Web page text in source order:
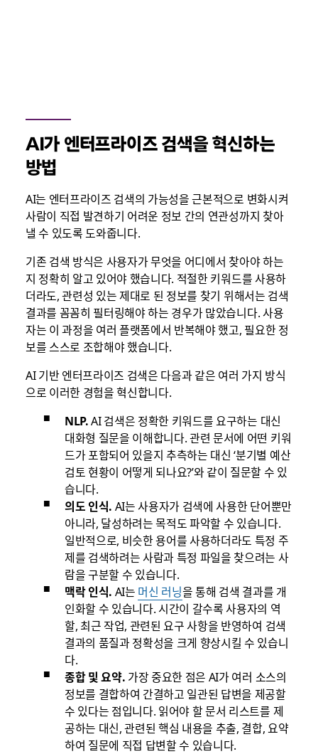
AI가 엔터프라이즈 검색을 혁신하는
방법
AI는 엔터프라이즈 검색의 가능성을 근본적으로 변화시켜
사람이 직접 발견하기 어려운 정보 간의 연관성까지 찾아
낼 수 있도록 도와줍니다.
기존 검색 방식은 사용자가 무엇을 어디에서 찾아야 하는
지 정확히 알고 있어야 했습니다. 적절한 키워드를 사용하
더라도, 관련성 있는 제대로 된 정보를 찾기 위해서는 검색
결과를 꼼꼼히 필터링해야 하는 경우가 많았습니다. 사용
자는 이 과정을 여러 플랫폼에서 반복해야 했고, 필요한 정
보를 스스로 조합해야 했습니다.
AI 기반 엔터프라이즈 검색은 다음과 같은 여러 가지 방식
으로 이러한 경험을 혁신합니다.
NLP.AI 검색은 정확한 키워드를 요구하는 대신
대화형 질문을 이해합니다. 관련 문서에 어떤 키워
드가 포함되어 있을지 추측하는 대신 ‘분기별 예산
검토 현황이 어떻게 되나요?’와 같이 질문할 수 있
습니다.
의도 인식. AI는 사용자가 검색에 사용한 단어뿐만
아니라, 달성하려는 목적도 파악할 수 있습니다.
일반적으로, 비슷한 용어를 사용하더라도 특정 주
제를 검색하려는 사람과 특정 파일을 찾으려는 사
람을 구분할 수 있습니다.
맥락 인식. AI는 머신 러닝을 통해 검색 결과를 개
인화할 수 있습니다. 시간이 갈수록 사용자의 역
할, 최근 작업, 관련된 요구 사항을 반영하여 검색
결과의 품질과 정확성을 크게 향상시킬 수 있습니
다.
종합 및 요약. 가장 중요한 점은 AI가 여러 소스의
정보를 결합하여 간결하고 일관된 답변을 제공할
수 있다는 점입니다. 읽어야 할 문서 리스트를 제
공하는 대신, 관련된 핵심 내용을 추출, 결합, 요약
하여 질문에 직접 답변할 수 있습니다.